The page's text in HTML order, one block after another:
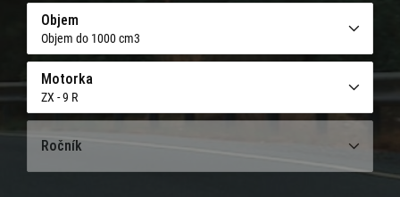
Objem
Objem do 1000 cm3
Motorka
ZX - 9 R
Ročník